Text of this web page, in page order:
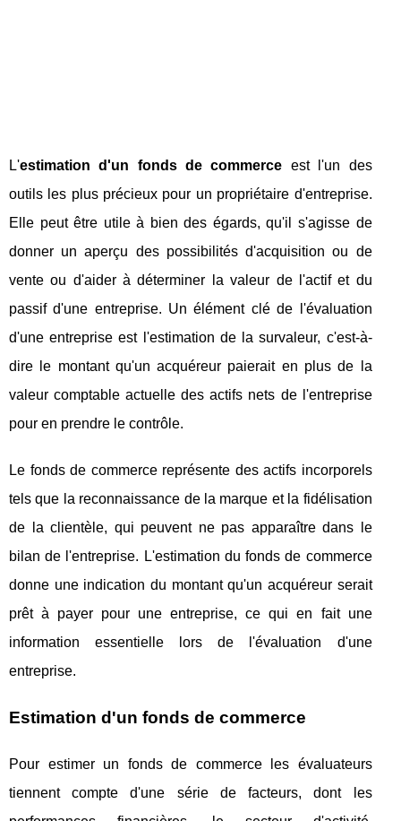
L'estimation d'un fonds de commerce est l'un des
outils les plus précieux pour un propriétaire d'entreprise.
Elle peut être utile à bien des égards, qu'il s'agisse de
donner un aperçu des possibilités d'acquisition ou de
vente ou d'aider à déterminer la valeur de l'actif et du
passif d'une entreprise. Un élément clé de l'évaluation
d'une entreprise est l'estimation de la survaleur, c'est-à-
dire le montant qu'un acquéreur paierait en plus de la
valeur comptable actuelle des actifs nets de l'entreprise
pour en prendre le contrôle.
Le fonds de commerce représente des actifs incorporels
tels que la reconnaissance de la marque et la fidélisation
de la clientèle, qui peuvent ne pas apparaître dans le
bilan de l'entreprise. L'estimation du fonds de commerce
donne une indication du montant qu'un acquéreur serait
prêt à payer pour une entreprise, ce qui en fait une
information essentielle lors de l'évaluation d'une
entreprise.
Estimation d'un fonds de commerce
Pour estimer un fonds de commerce les évaluateurs
tiennent compte d'une série de facteurs, dont les